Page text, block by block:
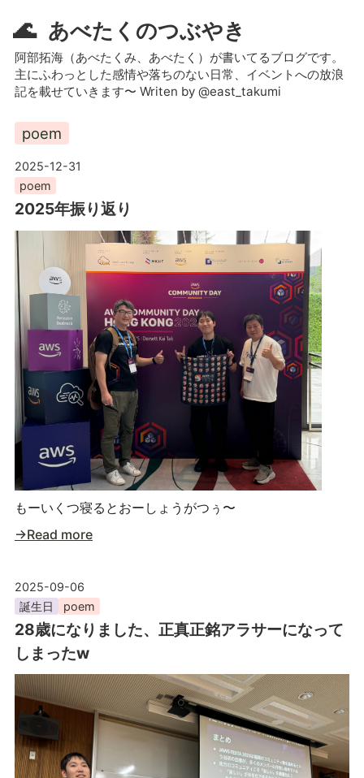
🌊 あべたくのつぶやき
阿部拓海（あべたくみ、あべたく）が書いてるブログです。
主にふわっとした感情や落ちのない日常、イベントへの放浪
記を載せていきます〜 Writen by @east_takumi
poem
2025-12-31
poem
2025年振り返り
もーいくつ寝るとおーしょうがつぅ〜
→Read more
2025-09-06
誕生日
poem
28歳になりました、正真正銘アラサーになって
しまったw